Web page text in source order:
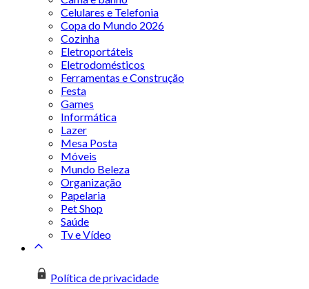
Celulares e Telefonia
Copa do Mundo 2026
Cozinha
Eletroportáteis
Eletrodomésticos
Ferramentas e Construção
Festa
Games
Informática
Lazer
Mesa Posta
Móveis
Mundo Beleza
Organização
Papelaria
Pet Shop
Saúde
Tv e Vídeo
Política de privacidade